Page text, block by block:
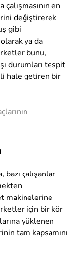
en
değiştirerek
gibi
ya da
bunu,
durumları tespit
hale getiren bir
çalışanlar
makinelerine
için bir kör
yüklenen
tam kapsamını